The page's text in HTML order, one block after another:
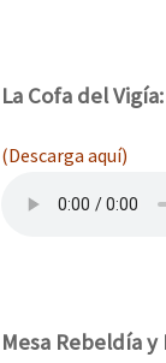
La Cofa del
(Descarga aquí)
Mesa Rebeldía